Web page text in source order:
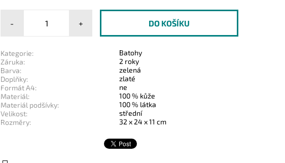
- +
Kategorie:
Batohy
Záruka:
2 roky
Barva:
zelená
Doplňky:
zlaté
Formát A4:
ne
Materiál:
100 % kůže
Materiál podšívky:
100 % látka
Velikost:
střední
Rozměry:
32 x 24 x 11 cm